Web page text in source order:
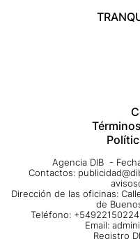
Agencia DIB -
Contactos:
Dirección de las oficinas:
de
Teléfono:
Email:
Registro